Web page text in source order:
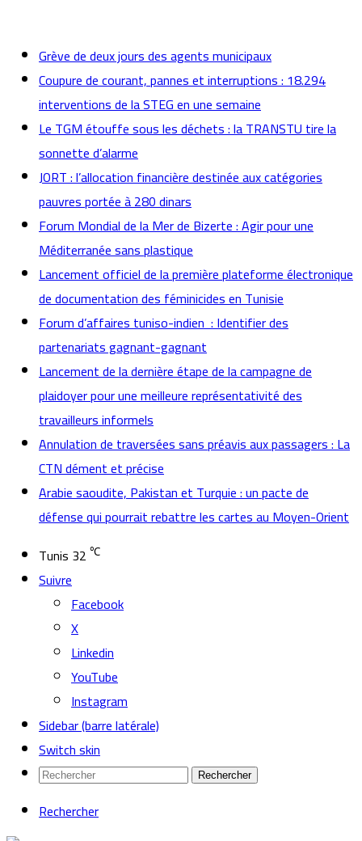
Grève de deux jours des agents municipaux
Coupure de courant, pannes et interruptions : 18.294
interventions de la STEG en une semaine
Le TGM étouffe sous les déchets : la TRANSTU tire la
sonnette d’alarme
JORT : l’allocation financière destinée aux catégories
pauvres portée à 280 dinars
Forum Mondial de la Mer de Bizerte : Agir pour une
Méditerranée sans plastique
Lancement officiel de la première plateforme électronique
de documentation des féminicides en Tunisie
Forum d’affaires tuniso-indien : Identifier des
partenariats gagnant-gagnant
Lancement de la dernière étape de la campagne de
plaidoyer pour une meilleure représentativité des
travailleurs informels
Annulation de traversées sans préavis aux passagers : La
CTN dément et précise
Arabie saoudite, Pakistan et Turquie : un pacte de
défense qui pourrait rebattre les cartes au Moyen-Orient
Tunis 32 ℃
Suivre
Facebook
X
Linkedin
YouTube
Instagram
Sidebar (barre latérale)
Switch skin
Rechercher
Rechercher